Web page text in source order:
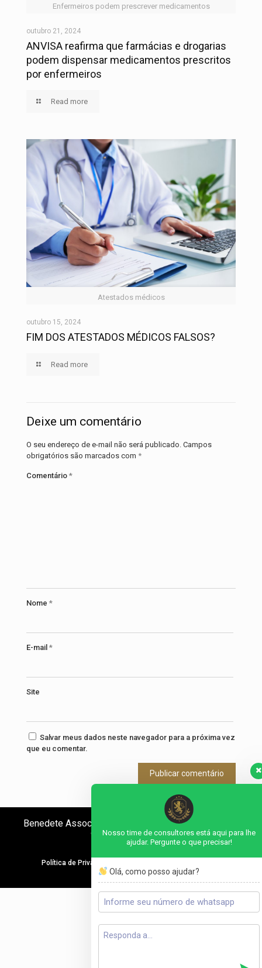
Enfermeiros podem prescrever medicamentos
outubro 21, 2024
ANVISA reafirma que farmácias e drogarias
podem dispensar medicamentos prescritos
por enfermeiros
Read more
Atestados médicos
outubro 15, 2024
FIM DOS ATESTADOS MÉDICOS FALSOS?
Read more
Deixe um comentário
O seu endereço de e-mail não será publicado. Campos
obrigatórios são marcados com *
Comentário *
Nome *
E-mail *
Site
Salvar meus dados neste navegador para a próxima vez
que eu comentar.
Benedete Associados – Copyright © 2023 Todos os
direitos reservados
Política de Privacidade
Nosso time de consultores está aqui para lhe
ajudar. Pergunte o que precisar!
Olá, como posso ajudar?